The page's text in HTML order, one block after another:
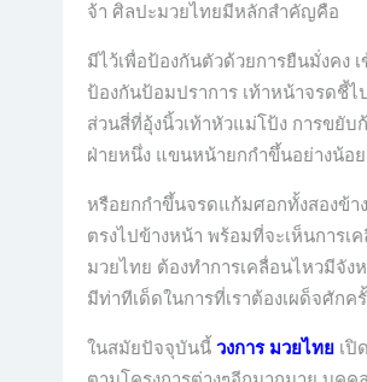
จ้า ศิลปะมวยไทยมีหลักสำคัญคือ
มีไว้เพื่อป้องกันตัวด้วยการยืนมั่งคง
ป้องกันป้อมปราการ เท้าหน้าจรดชี้ไ
ส่วนสี่ที่อุ้งนิ้วเท้าหัวแม่โป้ง การขยั
ฝ่ายหนึ่ง แขนหน้ายกกำขึ้นอย่างน้อ
หรือยกกำขึ้นจรดแก้มศอกทั้งสองข้า
ตรงไปข้างหน้า พร้อมที่จะเห็นการ
มวยไทย ต้องทำการเคลื่อนไหวมีจั
มีท่าทีเด็ดในการที่เราต้องเผด็จศักค
ในสมัยปัจจุบันนี้ วงการ มวยไทย เปิ